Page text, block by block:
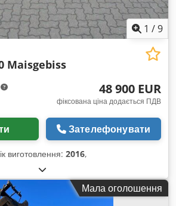
1 /9
Maisgebiss
48 900 EUR
фіксована ціна додається ПДВ
Зателефонувати
виготовлення: 2016,
Мала оголошення